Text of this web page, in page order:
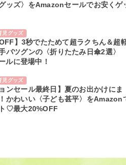
グッズ〉をAmazonセールでお安くゲ
児グッズ
】3秒でたためて超ラクちん＆超
バツグンの〈折りたたみ日傘2選〉
ルに登場中！
児グッズ
ンセール最終日】夏のお出かけにま
かわいい〈子ども甚平〉をAmazon
♡最大20%OFF